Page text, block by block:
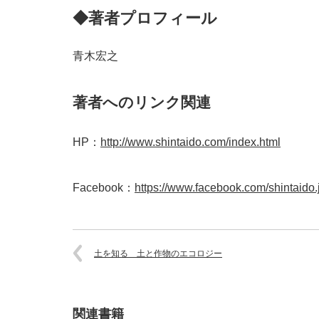
◆著者プロフィール
青木宏之
著者へのリンク関連
HP： http://www.shintaido.com/index.html
Facebook： https://www.facebook.com/
土を知る 土と作物のエコロジー
関連書籍